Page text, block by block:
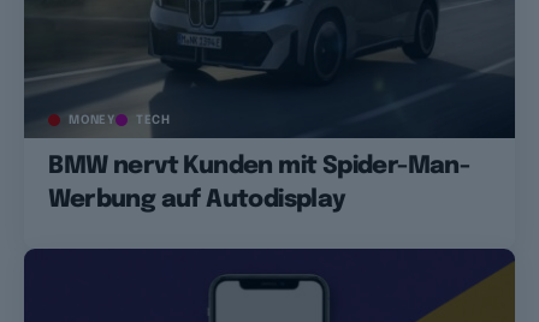
MONEY TECH
BMW nervt Kunden mit Spider-Man-
Werbung auf Autodisplay